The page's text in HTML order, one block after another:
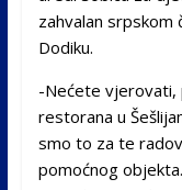
zahvalan srpskom
Dodiku.
-Nećete vjerovati,
restorana u
smo to za te
pomoćnog